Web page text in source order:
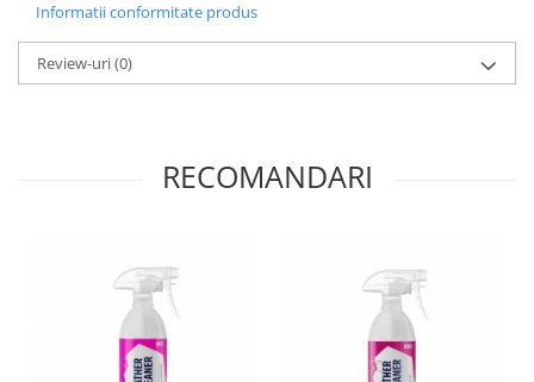
Informatii conformitate produs
Review-uri(0)
RECOMANDARI